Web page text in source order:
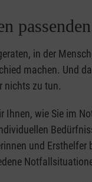
in der
machen. Und
nichts zu tun.
Ihnen, wie Sie im
und